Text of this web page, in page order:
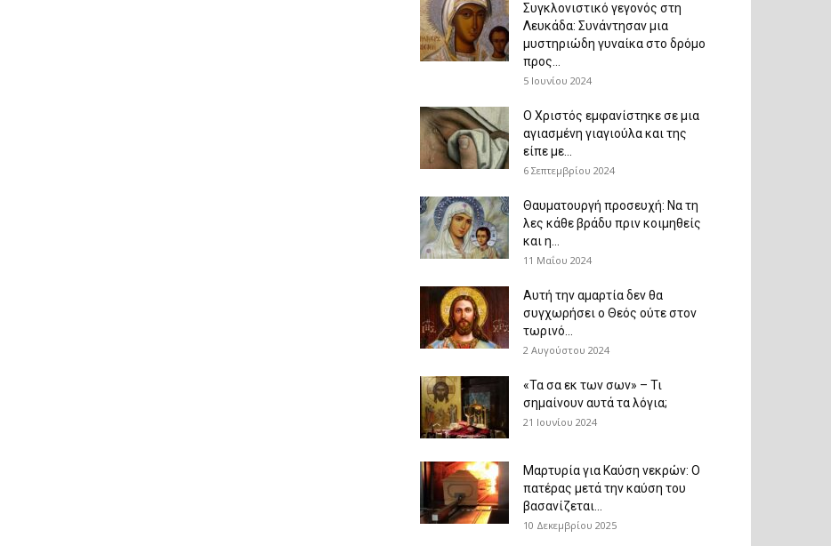
Συγκλονιστικό γεγονός στη
Λευκάδα: Συνάντησαν μια
μυστηριώδη γυναίκα στο δρόμο
προς...
5 Ιουνίου 2024
Ο Χριστός εμφανίστηκε σε μια
αγιασμένη γιαγιούλα και της
είπε με...
6 Σεπτεμβρίου 2024
Θαυματουργή προσευχή: Να τη
λες κάθε βράδυ πριν κοιμηθείς
και η...
11 Μαΐου 2024
Αυτή την αμαρτία δεν θα
συγχωρήσει ο Θεός ούτε στον
τωρινό...
2 Αυγούστου 2024
«Τα σα εκ των σων» – Τι
σημαίνουν αυτά τα λόγια;
21 Ιουνίου 2024
Μαρτυρία για Καύση νεκρών: Ο
πατέρας μετά την καύση του
βασανίζεται...
10 Δεκεμβρίου 2025